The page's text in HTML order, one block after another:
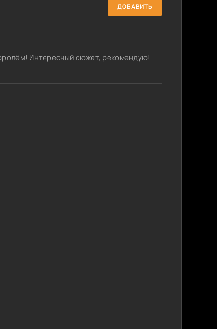
ДОБАВИТЬ
Интересный сюжет, рекомендую!